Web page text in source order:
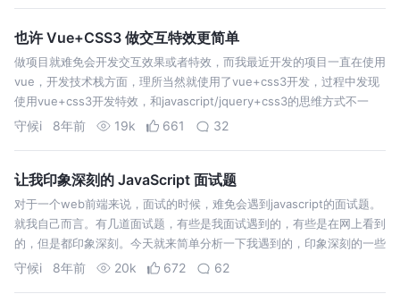
也许 Vue+CSS3 做交互特效更简单
做项目就难免会开发交互效果或者特效，而我最近开发的项目一直在使用
vue，开发技术栈方面，理所当然就使用了vue+css3开发，过程中发现
使用vue+css3开发特效，和javascript/jquery+css3的思维方式不一
样，但是比javascript/jquery+css…
守候i 8年前 19k 661 32
让我印象深刻的 JavaScript 面试题
对于一个web前端来说，面试的时候，难免会遇到javascript的面试题。
就我自己而言。有几道面试题，有些是我面试遇到的，有些是在网上看到
的，但是都印象深刻。今天就来简单分析一下我遇到的，印象深刻的一些
面试题！主要目的希望能让小伙伴学到一些东西，如过以后遇到类似的情
守候i 8年前 20k 672 62